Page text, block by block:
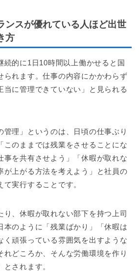
ンスが優れている人ほど出世
方
続的に1日10時間以上働かせると国
られます。仕事の内容にかかわらず
当に管理できていない」と見られる
管理」というのは、日頃の仕事ぶり
このままでは残業をさせることにな
事を共有させよう」「休暇が取れな
が上がる方法を考えよう」と社員の
実行することです。
り、休暇が取れない部下を持つ上司
本のように「残業ばかり」「休暇は
く頑張っている雰囲気を出すような
れどころか、そんな労働環境を作り
されます。